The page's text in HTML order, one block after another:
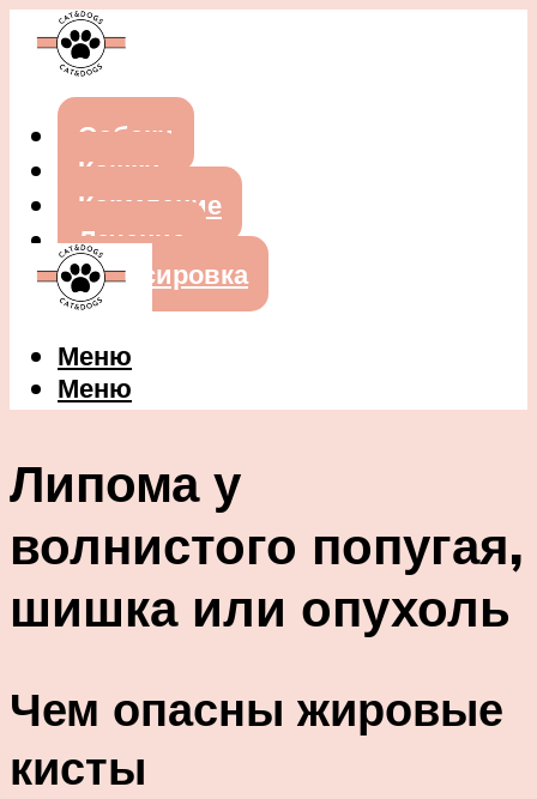
Собаки
Кошки
Кормление
Лечение
Дрессировка
Меню
Меню
Липома у
волнистого попугая,
шишка или опухоль
Чем опасны жировые
кисты